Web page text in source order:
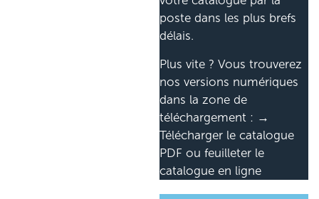
poste dans les plus brefs
délais.
Plus vite ? Vous trouverez
nos versions numériques
dans la zone de
téléchargement : →
Télécharger le catalogue
PDF ou feuilleter le
catalogue en ligne